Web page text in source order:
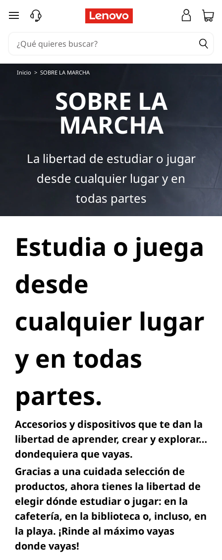
Ir al contenido principal
Inicio > SOBRE LA MARCHA
SOBRE LA
MARCHA
La libertad de estudiar o jugar
desde cualquier lugar y en
todas partes
Estudia o juega
desde
cualquier lugar
y en todas
partes.
Accesorios y dispositivos que te dan la
libertad de aprender, crear y explorar…
dondequiera que vayas.
Gracias a una cuidada selección de
productos, ahora tienes la libertad de
elegir dónde estudiar o jugar: en la
cafetería, en la biblioteca o, incluso, en
la playa. ¡Rinde al máximo vayas
donde vayas!